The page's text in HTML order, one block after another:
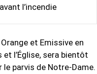
l’incendie
et Emissive en
l’Église, sera bientôt
parvis de Notre-Dame.